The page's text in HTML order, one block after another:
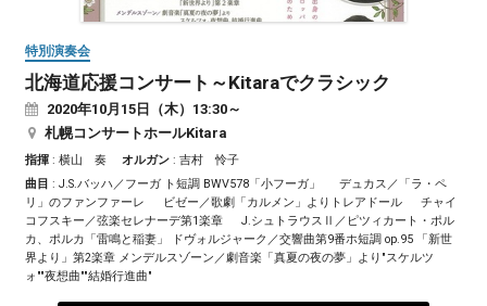
特別演奏会
北海道応援コンサート～Kitaraでクラシック
2020年10月 15 日（木）13:30～
札幌コンサートホールKitara
指揮 : 横山 奏 オルガン : 吉村 怜子
曲目 : J.S.バッハ／フーガ ト短調 BWV578「小フーガ」 デュカス／「ラ・ペ
リ」のファンファーレ ビゼー／歌劇「カルメン」よりトレアドール チャイ
コフスキー／弦楽セレナーデ第1楽章 J.シュトラウスⅡ／ピツィカート・ポル
カ、ポルカ「雷鳴と稲妻」 ドヴォルジャーク／交響曲第9番ホ短調 op.95 「新世
界より」第2楽章 メンデルスゾーン／劇音楽「真夏の夜の夢」より"スケルツ
ォ""夜想曲""結婚行進曲"